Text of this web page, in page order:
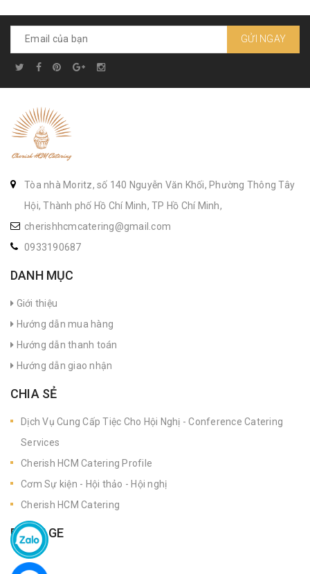
GỬI NGAY
Tòa nhà Moritz, số 140 Nguyễn Văn Khối, Phường Thông Tây
Hội, Thành phố Hồ Chí Minh, TP Hồ Chí Minh,
cherishhcmcatering@gmail.com
0933190687
DANH MỤC
Giới thiệu
Hướng dẫn mua hàng
Hướng dẫn thanh toán
Hướng dẫn giao nhận
CHIA SẺ
Dịch Vụ Cung Cấp Tiệc Cho Hội Nghị - Conference Catering
Services
Cherish HCM Catering Profile
Cơm Sự kiện - Hội thảo - Hội nghị
Cherish HCM Catering
FANPAGE